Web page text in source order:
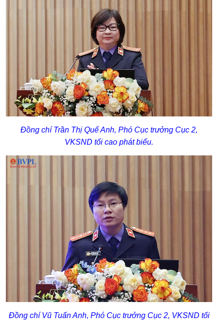
Đồng chí Trần Thị Quế Anh, Phó Cục trưởng Cục 2,
VKSND tối cao phát biểu.
Đồng chí Vũ Tuấn Anh, Phó Cục trưởng Cục 2, VKSND tối